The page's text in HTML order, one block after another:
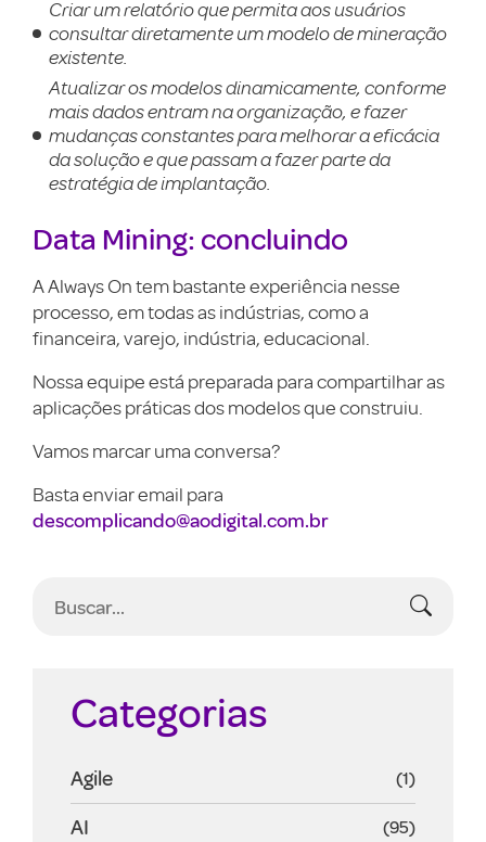
Criar um relatório que permita aos usuários
consultar diretamente um modelo de mineração
existente.
Atualizar os modelos dinamicamente, conforme
mais dados entram na organização, e fazer
mudanças constantes para melhorar a eficácia
da solução e que passam a fazer parte da
estratégia de implantação.
Data Mining: concluindo
A Always On tem bastante experiência nesse
processo, em todas as indústrias, como a
financeira, varejo, indústria, educacional.
Nossa equipe está preparada para compartilhar as
aplicações práticas dos modelos que construiu.
Vamos marcar uma conversa?
Basta enviar email para
descomplicando@aodigital.com.br
Categorias
Agile (1)
AI (95)